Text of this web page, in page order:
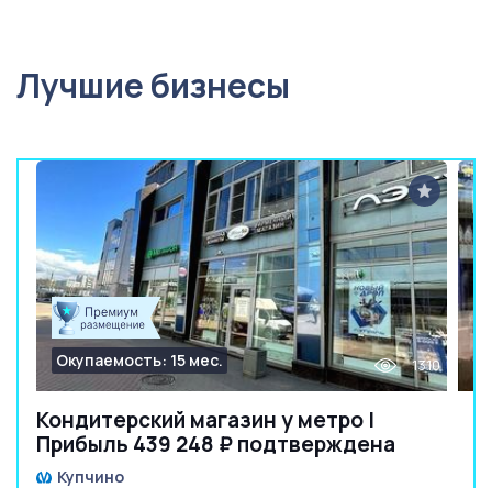
Лучшие бизнесы
Кондитерский магазин у метро |
Прибыль 439 248 ₽ подтверждена
Окупаемость: 15 мес. 1310
Купчино